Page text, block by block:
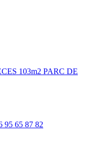
103m2 PARC DE
95 65 87 82